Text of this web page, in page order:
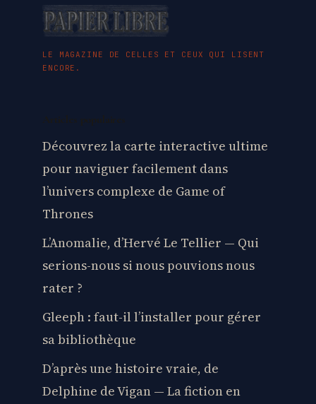
LE MAGAZINE DE CELLES ET CEUX QUI LISENT
ENCORE.
Découvrez la carte interactive ultime
pour naviguer facilement dans
l’univers complexe de Game of
Thrones
L’Anomalie, d’Hervé Le Tellier — Qui
serions-nous si nous pouvions nous
rater ?
Gleeph : faut-il l’installer pour gérer
sa bibliothèque
D’après une histoire vraie, de
Delphine de Vigan — La fiction en